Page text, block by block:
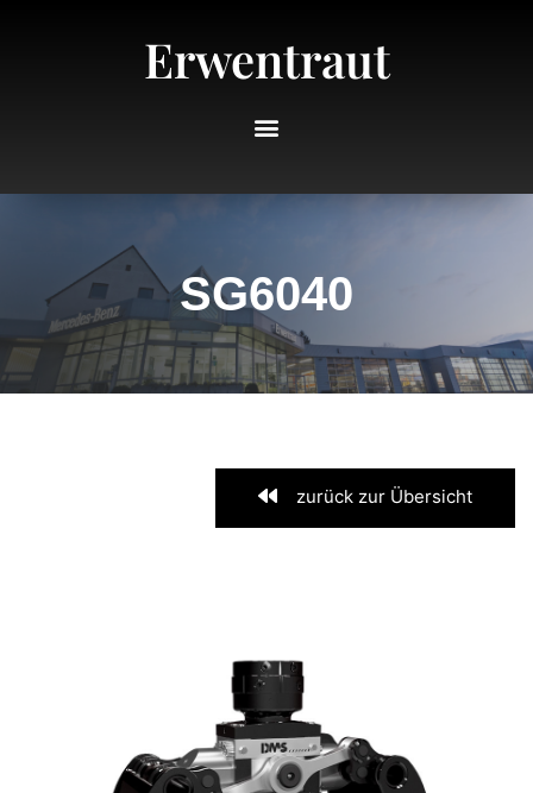
Erwentraut
SG6040
zurück zur Übersicht